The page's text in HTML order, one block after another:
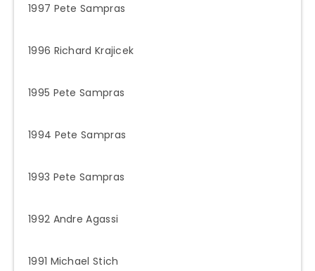
1997 Pete Sampras
1996 Richard Krajicek
1995 Pete Sampras
1994 Pete Sampras
1993 Pete Sampras
1992 Andre Agassi
1991 Michael Stich